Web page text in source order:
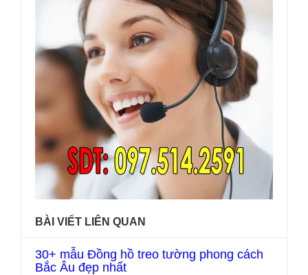
BÀI VIẾT LIÊN QUAN
30+ mẫu Đồng hồ treo tường phong cách
Bắc Âu đẹp nhất